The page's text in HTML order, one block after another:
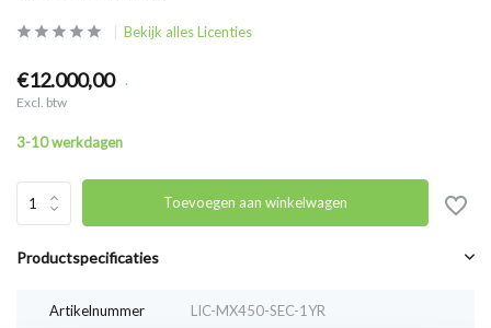
Bekijk alles Licenties
€12.000,00 .
Excl. btw
3-10 werkdagen
Toevoegen aan winkelwagen
Productspecificaties
Artikelnummer LIC-MX450-SEC-1YR